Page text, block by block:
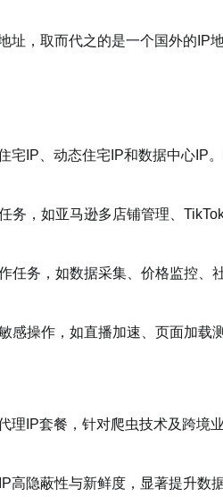
址，取而代之的是一个国外的IP
宅IP、动态住宅IP和数据中心IP
，如亚马逊多店铺管理、
务，如数据采集、价格监控、
操作，如直播加速、页面加载测
IP套餐，针对爬虫技术及跨境
隐蔽性与新鲜度，显著提升数